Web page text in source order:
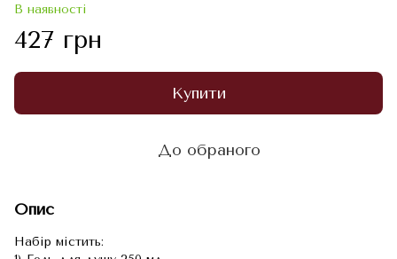
В наявності
427 грн
Купити
До обраного
Опис
Набір містить: